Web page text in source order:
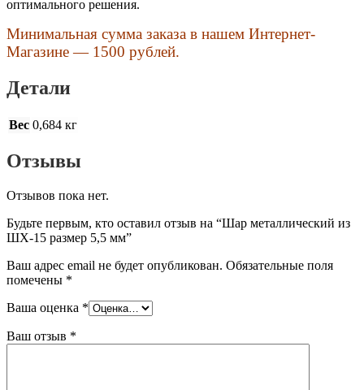
оптимального решения.
Минимальная сумма заказа в нашем Интернет-
Магазине — 1500 рублей.
Детали
Вес 0,684 кг
Отзывы
Отзывов пока нет.
Будьте первым, кто оставил отзыв на “Шар металлический из
ШХ-15 размер 5,5 мм”
Ваш адрес email не будет опубликован. Обязательные поля
помечены *
Ваша оценка *
Ваш отзыв *